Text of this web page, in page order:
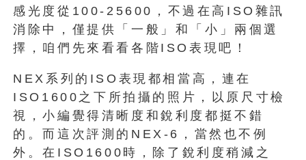
感光度從100-25600，不過在高ISO雜訊
消除中，僅提供「一般」和「小」兩個選
擇，咱們先來看看各階ISO表現吧！
NEX系列的ISO表現都相當高，連在
ISO1600之下所拍攝的照片，以原尺寸檢
視，小編覺得清晰度和銳利度都挺不錯
的。而這次評測的NEX-6，當然也不例
外。在ISO1600時，除了銳利度稍減之